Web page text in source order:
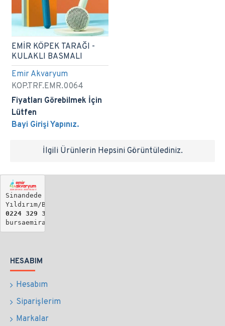
Emir Akvaryum
KOP.TRF.EMR.0064
EMİR KÖPEK TARAĞI -
KULAKLI BASMALI
Fiyatları Görebilmek İçin
Lütfen
Bayi Girişi Yapınız.
İlgili Ürünlerin Hepsini Görüntülediniz.
Sinandede Mh. Biray Sk. No: 19
Yıldırım/BURSA
0224 329 34 61 -
bursaemirakvaryum@gmail.com
HESABIM
Hesabım
Siparişlerim
Markalar